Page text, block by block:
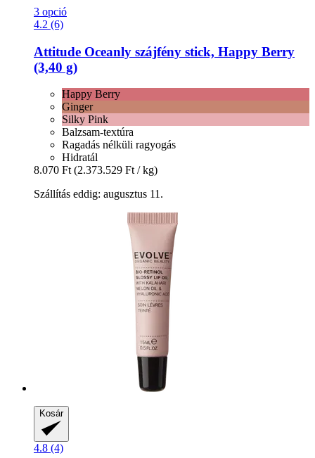
3 opció
4.2 (6)
Attitude Oceanly szájfény stick, Happy Berry
(3,40 g)
Happy Berry
Ginger
Silky Pink
Balzsam-textúra
Ragadás nélküli ragyogás
Hidratál
8.070 Ft (2.373.529 Ft / kg)
Szállítás eddig: augusztus 11.
Kosár
4.8 (4)